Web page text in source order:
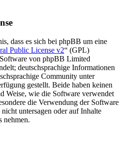
dass es sich bei phpBB um eine
Public License v2“ (GPL)
von phpBB Limited
deutschsprachige Informationen
Community unter
gestellt. Beide haben keinen
Weise, wie die Software verwendet
die Verwendung der Software
untersagen oder auf Inhalte
nehmen.